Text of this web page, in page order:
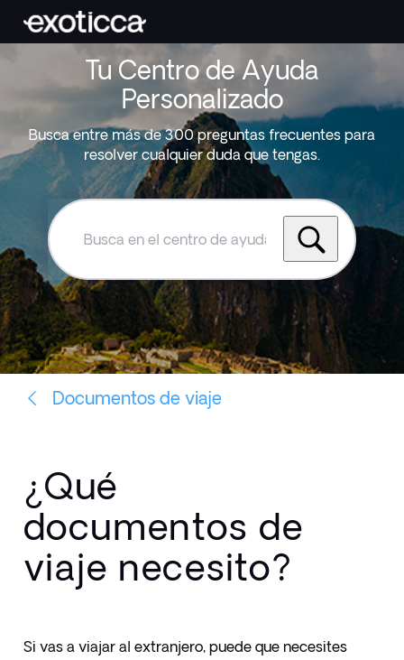
Tu Centro de Ayuda
Personalizado
Busca entre más de 300 preguntas frecuentes para
resolver cualquier duda que tengas.
Busca
el
centro
de
ayuda
de
Exoticca
Documentos de viaje
¿Qué
documentos de
viaje necesito?
Si vas a viajar al extranjero, puede que necesites